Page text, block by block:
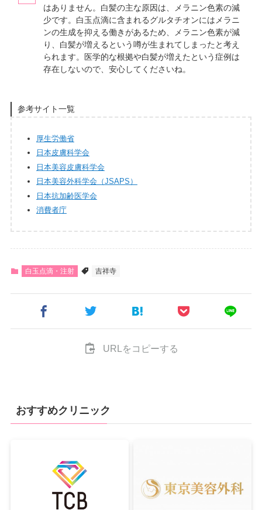
はありません。白髪の主な原因は、メラニン色素の減
少です。白玉点滴に含まれるグルタチオンにはメラニ
ンの生成を抑える働きがあるため、メラニン色素が減
り、白髪が増えるという噂が生まれてしまったと考え
られます。医学的な根拠や白髪が増えたという症例は
存在しないので、安心してくださいね。
参考サイト一覧
厚生労働省
日本皮膚科学会
日本美容皮膚科学会
日本美容外科学会（JSAPS）
日本抗加齢医学会
消費者庁
白玉点滴・注射 吉祥寺
URLをコピーする
おすすめクリニック